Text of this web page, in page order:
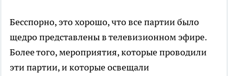
Бесспорно, это хорошо, что все партии было
щедро представлены в телевизионном эфире.
Более того, мероприятия, которые проводили
эти партии, и которые освещали